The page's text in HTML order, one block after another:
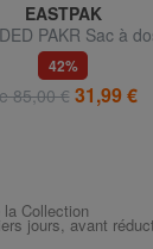
EASTPAK
PAKR Sac à
42%
85,00 € 31,99 €
Collection
jours, avant